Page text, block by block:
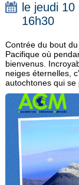
le jeudi
16h30
Contrée du bout
Pacifique où
bienvenus.
neiges éternelles,
autochtones qui se